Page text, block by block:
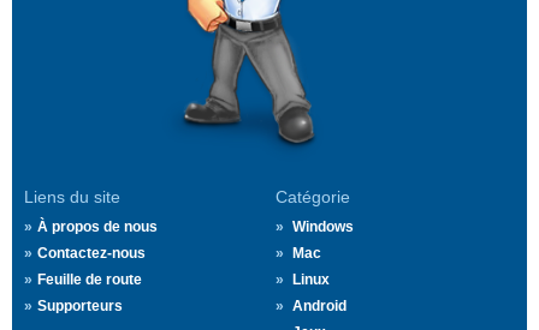
Liens du site
À propos de nous
Contactez-nous
Feuille de route
Supporteurs
Catégorie
Windows
Mac
Linux
Android